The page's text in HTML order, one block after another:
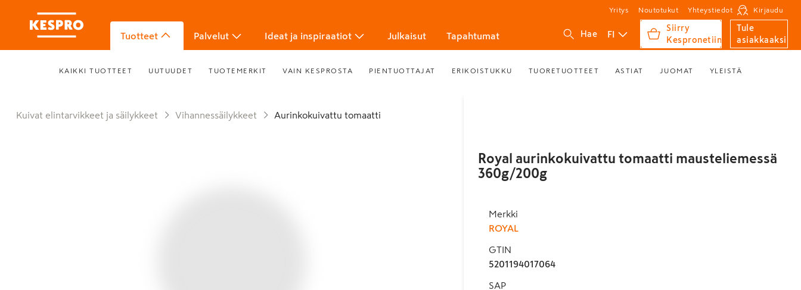
Yritys Noutotukut Yhteystiedot Kirjaudu
Tuotteet Palvelut Ideat ja inspiraatiot Julkaisut Tapahtumat Hae FI
Siirry
Kespronetiin
Tule
asiakkaaksi
KAIKKI TUOTTEET UUTUUDET TUOTEMERKIT VAIN KESPROSTA PIENTUOTTAJAT ERIKOISTUKKU TUORETUOTTEET ASTIAT JUOMAT YLEISTÄ
Kuivat elintarvikkeet ja säilykkeet Vihannessäilykkeet Aurinkokuivattu tomaatti
Royal aurinkokuivattu tomaatti mausteliemessä
360g/200g
Merkki
ROYAL
GTIN
5201194017064
SAP